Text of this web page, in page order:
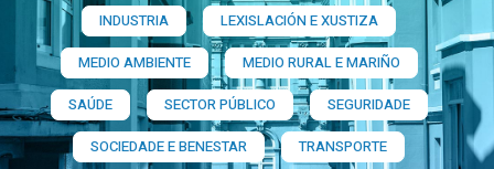
INDUSTRIA
LEXISLACIÓN E XUSTIZA
MEDIO AMBIENTE
MEDIO RURAL E MARIÑO
SAÚDE
SECTOR PÚBLICO
SEGURIDADE
SOCIEDADE E BENESTAR
TRANSPORTE